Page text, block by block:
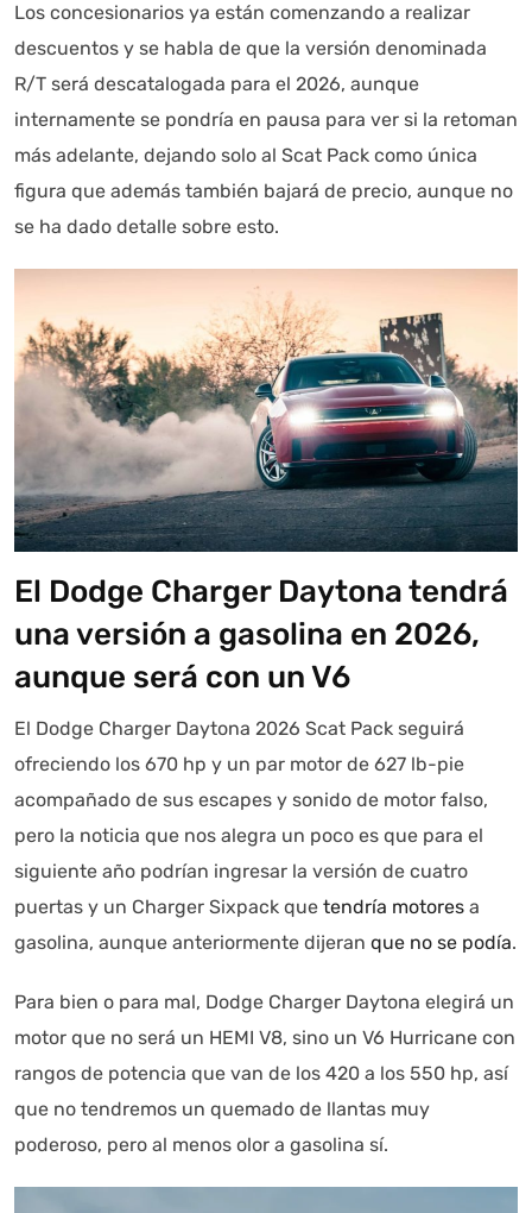
Los concesionarios ya están comenzando a realizar
descuentos y se habla de que la versión denominada
R/T será descatalogada para el 2026, aunque
internamente se pondría en pausa para ver si la retoman
más adelante, dejando solo al Scat Pack como única
figura que además también bajará de precio, aunque no
se ha dado detalle sobre esto.
El Dodge Charger Daytona tendrá
una versión a gasolina en 2026,
aunque será con un V6
El Dodge Charger Daytona 2026 Scat Pack seguirá
ofreciendo los 670 hp y un par motor de 627 lb-pie
acompañado de sus escapes y sonido de motor falso,
pero la noticia que nos alegra un poco es que para el
siguiente año podrían ingresar la versión de cuatro
puertas y un Charger Sixpack que tendría motores a
gasolina, aunque anteriormente dijeran que no se podía.
Para bien o para mal, Dodge Charger Daytona elegirá un
motor que no será un HEMI V8, sino un V6 Hurricane con
rangos de potencia que van de los 420 a los 550 hp, así
que no tendremos un quemado de llantas muy
poderoso, pero al menos olor a gasolina sí.
Asistente con IA en desarrollo. Autoanalítica optimiza
diariamente su exactitud."